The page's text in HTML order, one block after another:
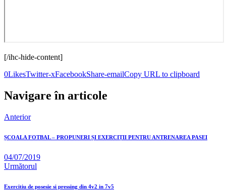
[/ihc-hide-content]
0LikesTwitter-xFacebookShare-emailCopy URL to clipboard
Navigare în articole
Anterior
ȘCOALA FOTBAL – PROPUNERI ȘI EXERCIȚII PENTRU ANTRENAREA PASEI
04/07/2019
Următorul
Exercitiu de posesie si pressing din 4v2 in 7v5